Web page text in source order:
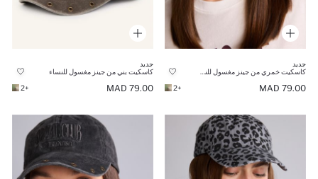
جديد
79.00 MAD
+2
جديد
كاسكيت بني من جينز مغسول للنساء
79.00 MAD
+2